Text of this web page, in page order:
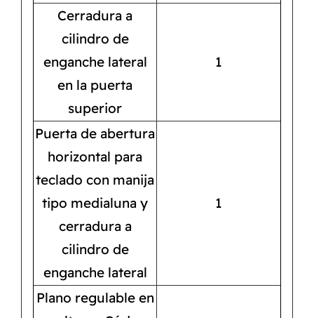
Cerradura a
cilindro de
enganche lateral
en la puerta
superior
1
Puerta de abertura
horizontal para
teclado con manija
tipo medialuna y
cerradura a
cilindro de
enganche lateral
1
Plano regulable en